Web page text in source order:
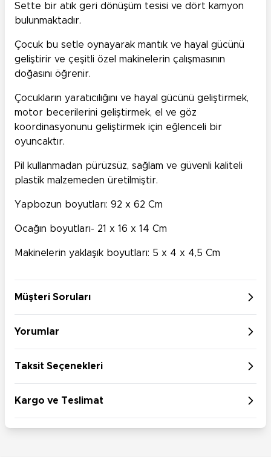
Sette bir atık geri dönüşüm tesisi ve dört kamyon
bulunmaktadır.
Çocuk bu setle oynayarak mantık ve hayal gücünü
geliştirir ve çeşitli özel makinelerin çalışmasının
doğasını öğrenir.
Çocukların yaratıcılığını ve hayal gücünü geliştirmek,
motor becerilerini geliştirmek, el ve göz
koordinasyonunu geliştirmek için eğlenceli bir
oyuncaktır.
Pil kullanmadan pürüzsüz, sağlam ve güvenli kaliteli
plastik malzemeden üretilmiştir.
Yapbozun boyutları: 92 x 62 Cm
Ocağın boyutları- 21 x 16 x 14 Cm
Makinelerin yaklaşık boyutları: 5 x 4 x 4,5 Cm
Müşteri Soruları
Yorumlar
Taksit Seçenekleri
Kargo ve Teslimat